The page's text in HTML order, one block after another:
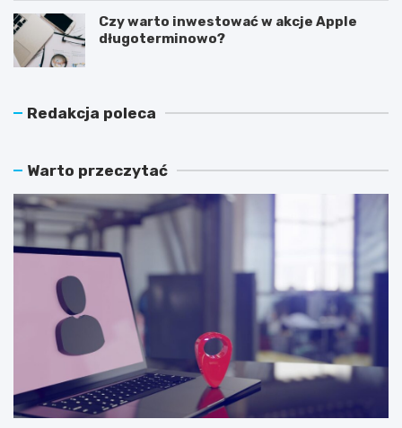
Czy warto inwestować w akcje Apple
długoterminowo?
Redakcja poleca
Warto przeczytać